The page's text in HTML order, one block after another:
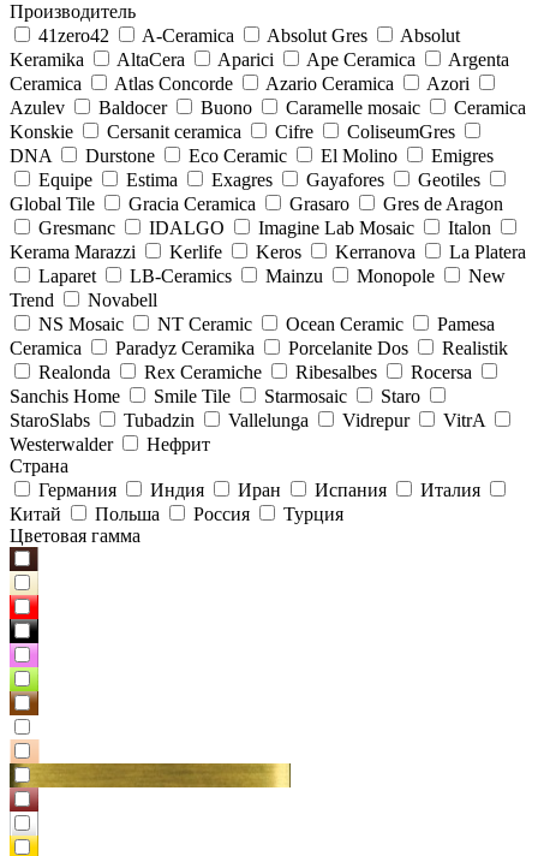
Производитель
41zero42
A-Ceramica Absolut Gres
Absolut
Keramika
AltaCera Aparici Ape Ceramica
Argenta
Ceramica
Atlas Concorde Azario Ceramica
Azori
Azulev
Baldocer Buono Caramelle mosaic
Ceramica
Konskie
Cersanit ceramica Cifre
ColiseumGres
DNA
Durstone Eco Ceramic El Molino
Emigres
Equipe
Estima Exagres Gayafores
Geotiles
Global Tile
Gracia Ceramica Grasaro
Gres de Aragon
Gresmanc
IDALGO Imagine Lab Mosaic
Italon
Kerama Marazzi
Kerlife Keros Kerranova
La Platera
Laparet
LB-Ceramics Mainzu Monopole
New
Trend
Novabell
NS Mosaic
NT Ceramic Ocean Ceramic
Pamesa
Ceramica
Paradyz Сeramika Porcelanite Dos
Realistik
Realonda
Rex Ceramiche Ribesalbes
Rocersa
Sanchis Home
Smile Tile Starmosaic
Staro
StaroSlabs
Tubadzin Vallelunga Vidrepur
VitrA
Westerwalder
Нефрит
Страна
Германия
Индия Иран Испания
Италия
Китай
Польша Россия
Турция
Цветовая гамма